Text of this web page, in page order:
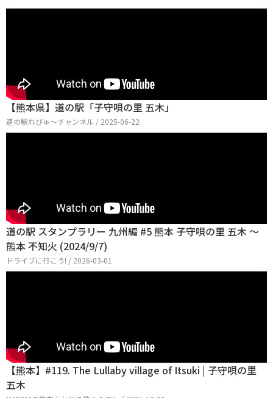
【熊本県】道の駅「子守唄の里 五木」
道の駅れびゅ〜チャンネル / 2025-06-22
道の駅 スタンプラリー 九州編 #5 熊本 子守唄の里 五木 ～
熊本 不知火 (2024/9/7)
ドライブに行こう! / 2026-03-01
【熊本】#119. The Lullaby village of Itsuki | 子守唄の里
五木